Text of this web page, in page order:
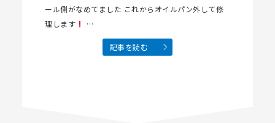
ール側がなめてました これからオイルパン外して修
理します
…
記事を読む